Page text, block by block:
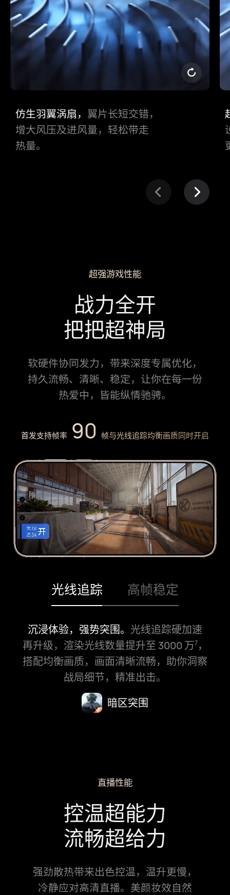
仿生羽翼涡扇， 翼片长短交错，
增大风压及进风量，轻松带⁠走
热⁠量。
超强游戏性能
战力全开
把把超神局
软硬件协同发力，带来深度专属优化，
持久流畅、清晰、稳定， 让你在每一份
热⁠爱中，皆能纵情驰骋。
首发支持帧率90 帧与光线追踪均衡画质同时开启
帧率稳定性提升50%8
光线追踪 高帧稳定
沉浸体验，强势突围。 光线追踪硬加⁠速
再升级，渲染光线数⁠量提升至 3000 万7，
搭配均衡画质，画面清⁠晰流畅，助你洞察
战⁠局细节，精准出⁠击。
暗区突围
流畅体验，从容对战。
直播性能
控温超能力
流畅超给力
强劲散热带来出色控温，温升更慢，
冷⁠静应对高清直播。 美颜妆效自然